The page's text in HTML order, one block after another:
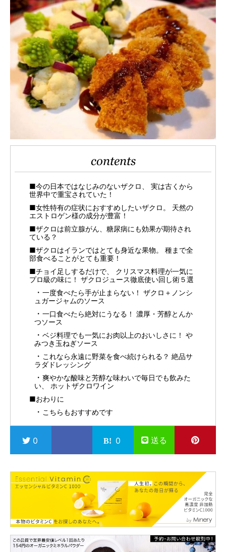
contents
■今の日本ではなじみのないザクロ、 実は古くから
世界中で重宝されていた！
■女性特有の症状におすすめしたいザクロ。 天然の
エストロゲン様の成分が豊富！
■ザクロは前立腺がん、糖尿病にも効果が期待され
ている？
■ザクロはイランではとても身近な果物。 種まで全
部食べることがとても重要！
■チョイ足しするだけで、 クリスマス料理が一気に
プロ級の味に！ ザクロジュース徹底使い回し術５選
一度食べたら手が止まらない！ ザクロ＋ノンシ
ュガージャムのソース
一口食べたら絶対にうなる！ 濃厚・芳醇とんか
つソース
ベジ料理でも一気にお肉以上のおいしさに！ や
みつき玉ねぎソース
これなら永遠に野菜を食べ続けられる？ 絶品サ
ラダドレッシング
爽やかな酸味と芳醇な味わいで毎日でも飲みた
い、 ホットザクロワイン
■おわりに
こちらもおすすめです
0 0 送る